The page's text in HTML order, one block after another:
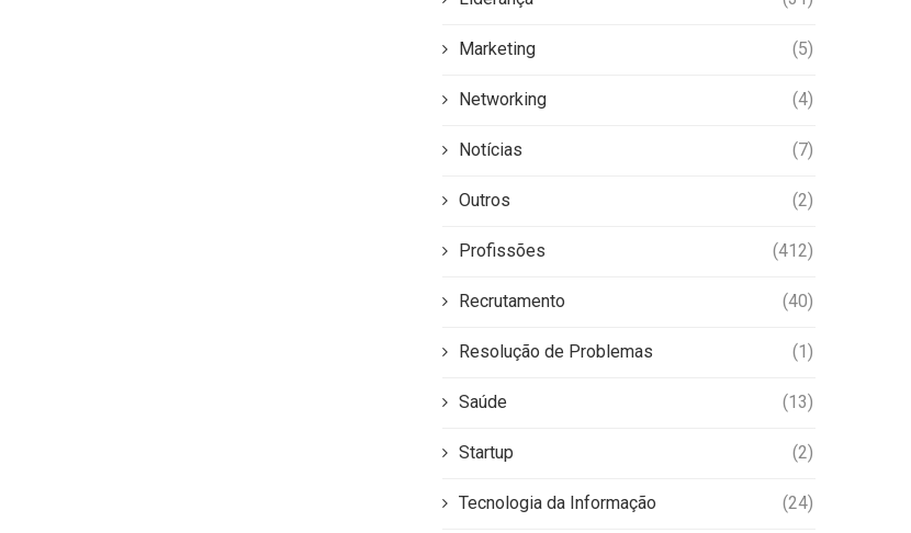
Marketing (5)
Networking (4)
Notícias (7)
Outros (2)
Profissões (412)
Recrutamento (40)
Resolução de Problemas (1)
Saúde (13)
Startup (2)
Tecnologia da Informação (24)